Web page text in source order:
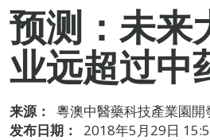
预测：未来
业远超过中
来源：
粵澳中醫藥科技產業園開
发布日期：
2018年5月29日